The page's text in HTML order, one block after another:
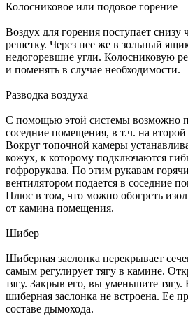
Колосниковое или подовое горение
Воздух для горения поступает снизу
решетку. Через нее же в зольный
недогоревшие угли. Колосниковую
и поменять в случае необходимости.
Разводка воздуха
С помощью этой системы возможно
соседние помещения, в т.ч. на второй
Вокруг топочной камеры
кожух, к которому подключаются
гофрорукава. По этим рукавам
вентилятором подается в соседние
Плюс в том, что можно обогреть
от камина помещения.
Шибер
Шиберная заслонка перекрывает
самым регулирует тягу в камине.
тягу. Закрыв его, вы уменьшите
шиберная заслонка не встроена. Ее
составе дымохода.